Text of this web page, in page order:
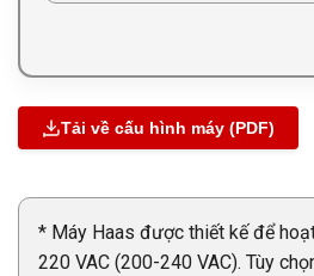
Tải về cấu hình máy (PDF)
* Máy Haas được thiết kế để
220 VAC (200-240 VAC). Tùy